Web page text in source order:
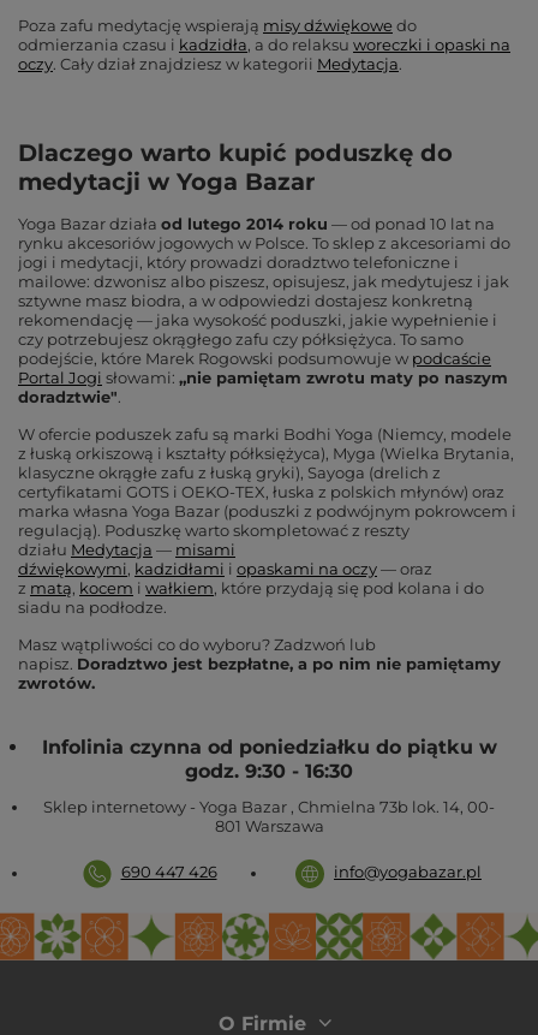
Poza zafu medytację wspierają misy dźwiękowedo
odmierzania czasu i kadzidła, a do relaksu woreczki i opaski na
oczy. Cały dział znajdziesz w kategorii Medytacja.
Dlaczego warto kupić poduszkę do
medytacji w Yoga Bazar
Yoga Bazar działa od lutego 2014 roku — od ponad 10 lat na
rynku akcesoriów jogowych w Polsce. To sklep z akcesoriami do
jogi i medytacji, który prowadzi doradztwo telefoniczne i
mailowe: dzwonisz albo piszesz, opisujesz, jak medytujesz i jak
sztywne masz biodra, a w odpowiedzi dostajesz konkretną
rekomendację — jaka wysokość poduszki, jakie wypełnienie i
czy potrzebujesz okrągłego zafu czy półksiężyca. To samo
podejście, które Marek Rogowski podsumowuje w podcaście
Portal Jogi słowami: „nie pamiętam zwrotu maty po naszym
doradztwie".
W ofercie poduszek zafu są marki Bodhi Yoga (Niemcy, modele
z łuską orkiszową i kształty półksiężyca), Myga (Wielka Brytania,
klasyczne okrągłe zafu z łuską gryki), Sayoga (drelich z
certyfikatami GOTS i OEKO-TEX, łuska z polskich młynów) oraz
marka własna Yoga Bazar (poduszki z podwójnym pokrowcem i
regulacją). Poduszkę warto skompletować z reszty
działu Medytacja — misami
dźwiękowymi, kadzidłami i opaskami na oczy— oraz
z matą, kocem i wałkiem, które przydają się pod kolana i do
siadu na podłodze.
Masz wątpliwości co do wyboru? Zadzwoń lub
napisz. Doradztwo jest bezpłatne, a po nim nie pamiętamy
zwrotów.
Infolinia czynna od poniedziałku do piątku w
godz. 9:30 - 16:30
Sklep internetowy - Yoga Bazar , Chmielna 73b lok. 14, 00-
801 Warszawa
690 447 426 info@yogabazar.pl
O Firmie